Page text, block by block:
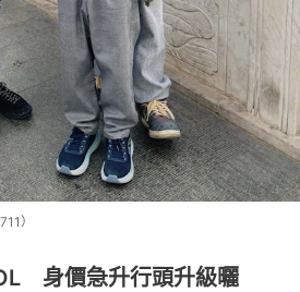
）
身價急升行頭升級曬